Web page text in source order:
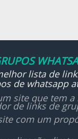
lista de
de whatsapp
site que tem a
de links de
com um